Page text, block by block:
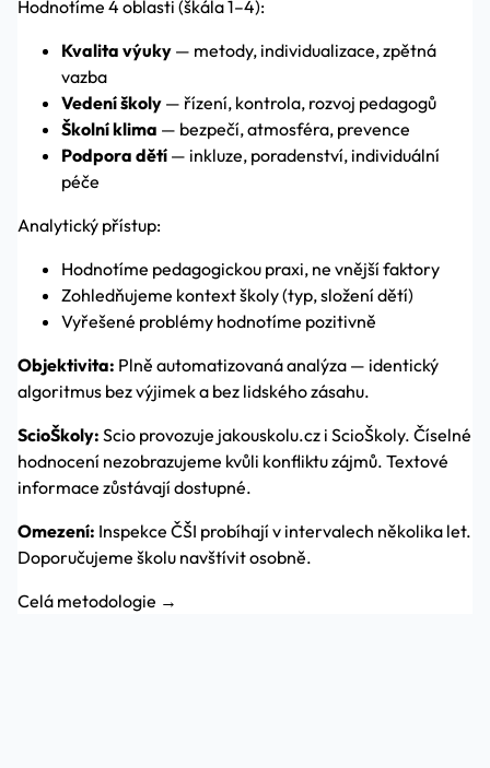
Hodnotíme 4 oblasti (škála 1–4):
Kvalita výuky — metody, individualizace, zpětná
vazba
Vedení školy — řízení, kontrola, rozvoj pedagogů
Školní klima — bezpečí, atmosféra, prevence
Podpora dětí — inkluze, poradenství, individuální
péče
Analytický přístup:
Hodnotíme pedagogickou praxi, ne vnější faktory
Zohledňujeme kontext školy (typ, složení dětí)
Vyřešené problémy hodnotíme pozitivně
Objektivita: Plně automatizovaná analýza — identický
algoritmus bez výjimek a bez lidského zásahu.
ScioŠkoly: Scio provozuje jakouskolu.cz i ScioŠkoly. Číselné
hodnocení nezobrazujeme kvůli konfliktu zájmů. Textové
informace zůstávají dostupné.
Omezení: Inspekce ČŠI probíhají v intervalech několika let.
Doporučujeme školu navštívit osobně.
Celá metodologie →